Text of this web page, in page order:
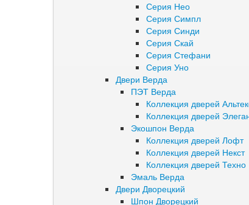
Серия Нео
Серия Симпл
Серия Синди
Серия Скай
Серия Стефани
Серия Уно
Двери Верда
ПЭТ Верда
Коллекция дверей
Коллекция дверей
Экошпон Верда
Коллекция дверей Лофт
Коллекция дверей Некст
Коллекция дверей Техно
Эмаль Верда
Двери Дворецкий
Шпон Дворецкий